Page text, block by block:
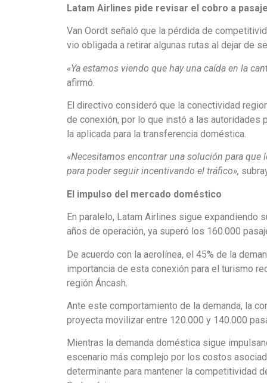
Latam Airlines pide revisar el cobro a
Van Oordt señaló que la pérdida de
vio obligada a retirar algunas rutas al dejar de
«Ya estamos viendo que hay una caída en la
afirmó.
El directivo consideró que la conectividad
de conexión, por lo que instó a las autoridades
la aplicada para la transferencia doméstica.
«Necesitamos encontrar una solución para
para poder seguir incentivando el tráfico»,
El impulso del mercado doméstico
En paralelo, Latam Airlines sigue expandiendo
años de operación, ya superó los 160.000
De acuerdo con la aerolínea, el 45% de la
importancia de esta conexión para el turismo
región Áncash.
Ante este comportamiento de la demanda, la
proyecta movilizar entre 120.000 y 140.000
Mientras la demanda doméstica sigue
escenario más complejo por los costos
determinante para mantener la competitividad